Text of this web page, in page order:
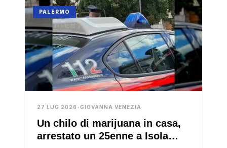
PALERMO
27 LUG 2026 •GIOVANNA VENEZIA
Un chilo di marijuana in casa,
arrestato un 25enne a Isola